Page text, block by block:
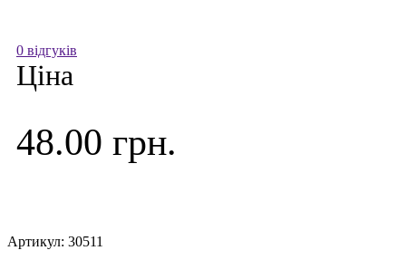
0 відгуків
Ціна
48.00 грн.
Артикул: 30511